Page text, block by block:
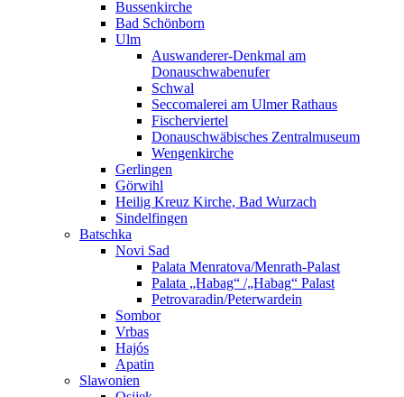
Bussenkirche
Bad Schönborn
Ulm
Auswanderer-Denkmal am
Donauschwabenufer
Schwal
Seccomalerei am Ulmer Rathaus
Fischerviertel
Donauschwäbisches Zentralmuseum
Wengenkirche
Gerlingen
Görwihl
Heilig Kreuz Kirche, Bad Wurzach
Sindelfingen
Batschka
Novi Sad
Palata Menratova/Menrath-Palast
Palata „Habag“ /„Habag“ Palast
Petrovaradin/Peterwardein
Sombor
Vrbas
Hajós
Apatin
Slawonien